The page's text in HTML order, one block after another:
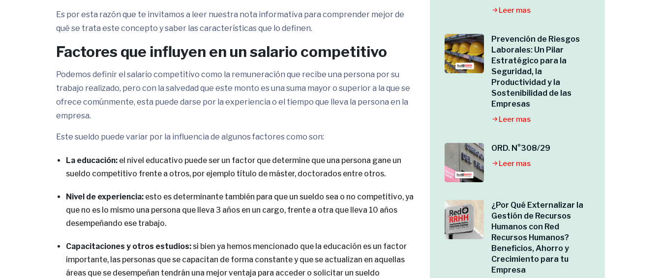
Es por esta razón que te invitamos a leer nuestra nota informativa para comprender mejor de
qué se trata este concepto y saber las características que lo definen.
Factores que influyen en un salario competitivo
Podemos definir el salario competitivo como la remuneración que recibe una persona por su
trabajo realizado, pero con la salvedad que este monto es una suma mayor o superior a la que se
ofrece comúnmente, esta puede darse por la experiencia o el tiempo que lleva la persona en la
empresa.
Este sueldo puede variar por la influencia de algunos factores como son:
La educación: el nivel educativo puede ser un factor que determine que una persona gane un
sueldo competitivo frente a otros, por ejemplo título de máster, doctorados entre otros.
Nivel de experiencia: esto es determinante también para que un sueldo sea o no competitivo, ya
que no es lo mismo una persona que lleva 3 años en un cargo, frente a otra que lleva 10 años
desempeñando ese trabajo.
Capacitaciones y otros estudios:si bien ya hemos mencionado que la educación es un factor
importante, las personas que se capacitan de forma constante y que se actualizan en aquellas
áreas que se desempeñan tendrán una mejor ventaja para acceder o solicitar un sueldo
Leer mas
Prevención de Riesgos
Laborales: Un Pilar
Estratégico para la
Seguridad, la
Productividad y la
Sostenibilidad de las
Empresas
Leer mas
ORD. N°308/29
Leer mas
¿Por Qué Externalizar la
Gestión de Recursos
Humanos con Red
Recursos Humanos?
Beneficios, Ahorro y
Crecimiento para tu
Empresa